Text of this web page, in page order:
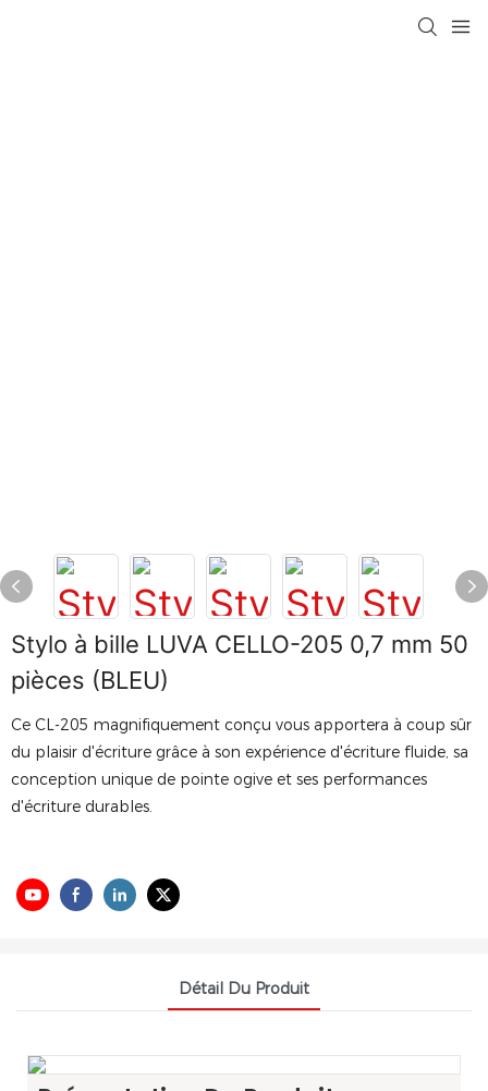
Stylo à bille LUVA CELLO-205 0,7 mm 50
pièces (BLEU)
Ce CL-205 magnifiquement conçu vous apportera à coup sûr
du plaisir d'écriture grâce à son expérience d'écriture fluide, sa
conception unique de pointe ogive et ses performances
d'écriture durables.
Détail Du Produit